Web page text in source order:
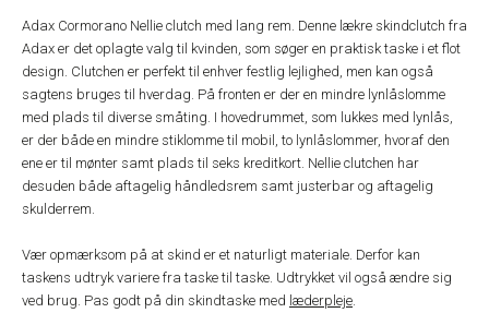
Adax Cormorano Nellie clutch med lang rem. Denne lækre skindclutch fra
Adax er det oplagte valg til kvinden, som søger en praktisk taske i et flot
design. Clutchen er perfekt til enhver festlig lejlighed, men kan også
sagtens bruges til hverdag. På fronten er der en mindre lynlåslomme
med plads til diverse småting. I hovedrummet, som lukkes med lynlås,
er der både en mindre stiklomme til mobil, to lynlåslommer, hvoraf den
ene er til mønter samt plads til seks kreditkort. Nellie clutchen har
desuden både aftagelig håndledsrem samt justerbar og aftagelig
skulderrem.
Vær opmærksom på at skind er et naturligt materiale. Derfor kan
taskens udtryk variere fra taske til taske. Udtrykket vil også ændre sig
ved brug. Pas godt på din skindtaske med læderpleje.